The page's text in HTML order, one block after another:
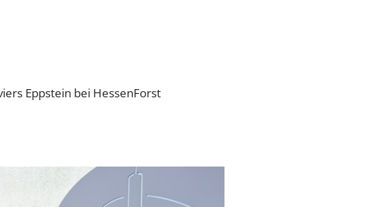
Eppstein bei HessenForst